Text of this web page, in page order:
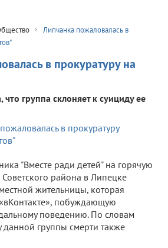
Липчанка пожаловалась в
в прокуратуру на
группа склоняет к суициду ее
"Вместе ради детей" на горячую
района в Липецке
жительницы, которая
побуждающую
поведению. По словам
данной группы смерти также